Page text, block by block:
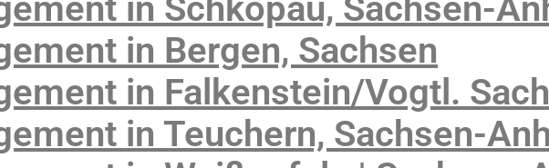
in Schkopau, Sachsen-
in Bergen, Sachsen
in Falkenstein/Vogtl.
in Teuchern, Sachsen-